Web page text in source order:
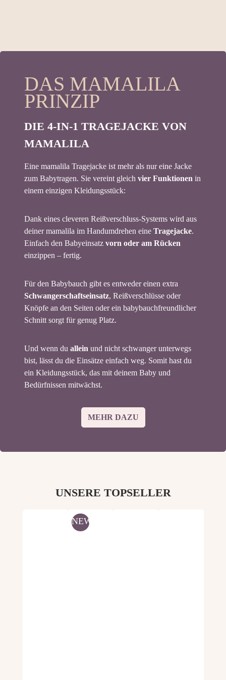
DAS MAMALILA
PRINZIP
DIE 4-IN-1 TRAGEJACKE VON
MAMALILA
Eine mamalila Tragejacke ist mehr als nur eine Jacke
zum Babytragen. Sie vereint gleich vier Funktionen in
einem einzigen Kleidungsstück:
Dank eines cleveren Reißverschluss-Systems wird aus
deiner mamalila im Handumdrehen eine Tragejacke.
Einfach den Babyeinsatz vorn oder am Rücken
einzippen – fertig.
Für den Babybauch gibt es entweder einen extra
Schwangerschaftseinsatz, Reißverschlüsse oder
Knöpfe an den Seiten oder ein babybauchfreundlicher
Schnitt sorgt für genug Platz.
Und wenn du allein und nicht schwanger unterwegs
bist, lässt du die Einsätze einfach weg. Somit hast du
ein Kleidungsstück, das mit deinem Baby und
Bedürfnissen mitwächst.
MEHR DAZU
UNSERE TOPSELLER
Produktgalerie überspringen
NEW